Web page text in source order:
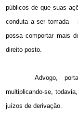
públicos de que suas
conduta a ser tomada –
possa comportar mais
direito posto.
Advogo,
multiplicando-se,
juízos de derivação.